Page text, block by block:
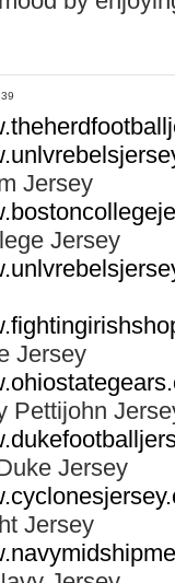
Jersey
Jersey
Jersey
Pettijohn
Jersey
Jersey